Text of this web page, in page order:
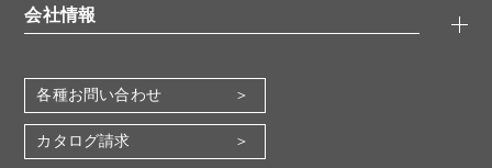
機器・消耗品
会社情報
会社概要
地図・アクセス（本社）
IR情報
各種お問い合わせ
カタログ請求